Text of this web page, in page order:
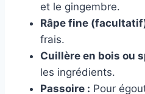
et le gingembre.
Râpe fine
frais.
Cuillère en bois ou
les ingrédients.
Passoire : Pour